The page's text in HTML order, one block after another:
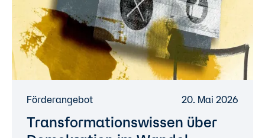
Förderangebot 20. Mai 2026
Transformationswissen über